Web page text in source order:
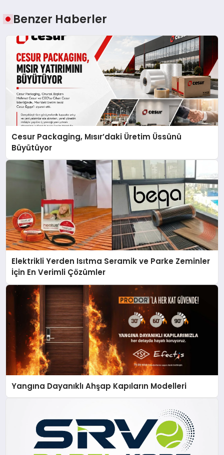
Benzer Haberler
Cesur Packaging, Mısır’daki Üretim Üssünü
Büyütüyor
Elektrikli Yerden Isıtma Seramik ve Parke Zeminler
İçin En Verimli Çözümler
Yangına Dayanıklı Ahşap Kapıların Modelleri